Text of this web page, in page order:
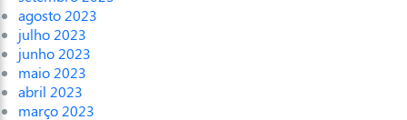
agosto 2023
julho 2023
junho 2023
maio 2023
abril 2023
março 2023